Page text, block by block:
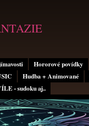
Hororové povídky
Hudba + Animované
- sudoku aj..